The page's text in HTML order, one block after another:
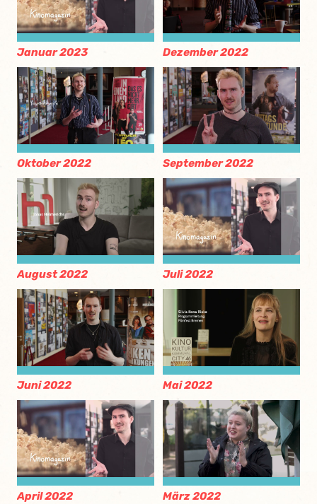
Januar 2023 Dezember 2022
Oktober 2022 September 2022
August 2022 Juli 2022
Juni 2022 Mai 2022
April 2022 März 2022